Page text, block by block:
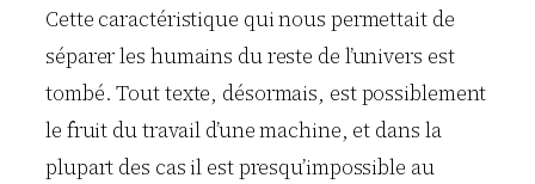
Cette caractéristique qui nous permettait de
séparer les humains du reste de l’univers est
tombé. Tout texte, désormais, est possiblement
le fruit du travail d’une machine, et dans la
plupart des cas il est presqu’impossible au